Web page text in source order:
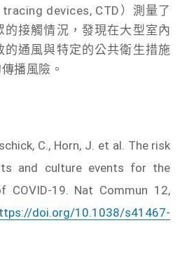
devices, CTD）測量了
的接觸情況，發現在大型室內
的通風與特定的公共衛生措施
播風險。
C., Horn, J. et al. The risk
and culture events for the
COVID-19. Nat Commun 12,
doi.org/10.1038/s41467-